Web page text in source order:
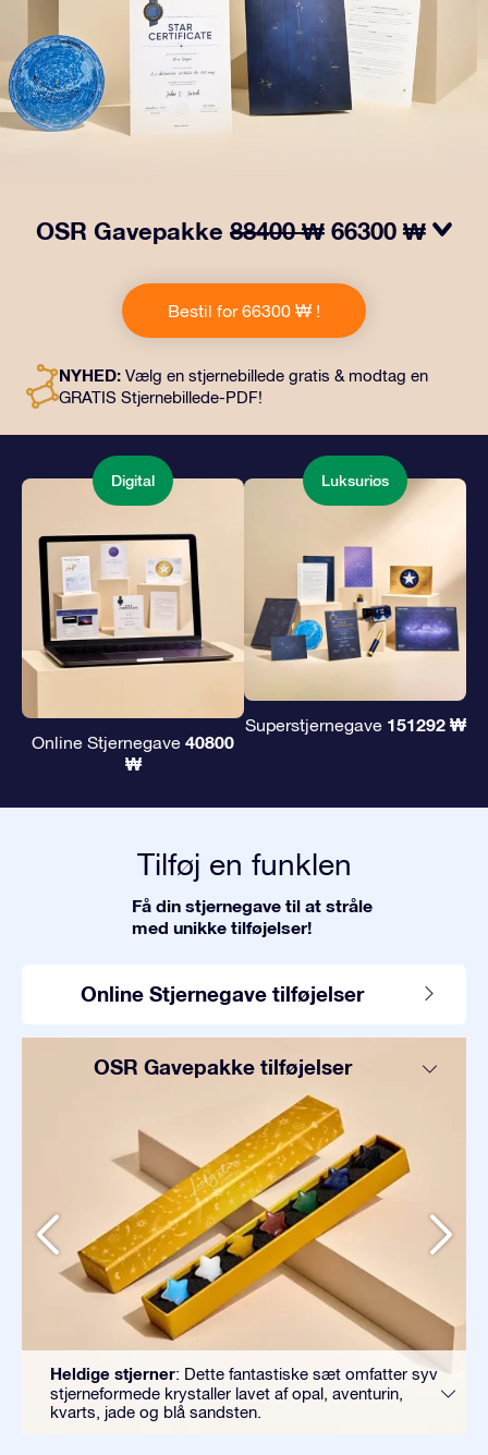
OSR Gavepakke 88400 ₩ 66300 ₩
Denne gave inkluderer en smuk kuvert og personlige
dokumenter, der sendes til en adresse efter dit eget
valg, samt digitale dokumenter og gratis brug af vores
venner og familie.
Bestil for 66300 ₩ !
NYHED: Vælg en stjernebillede gratis & modtag en
GRATIS Stjernebillede-PDF!
Digital
Online Stjernegave 40800
₩
Luksuriøs
Superstjernegave 151292 ₩
Tilføj en funklen
Få din stjernegave til at stråle
med unikke tilføjelser!
Online Stjernegave tilføjelser
OSR Gavepakke tilføjelser
Heldige stjerner: Dette fantastiske sæt omfatter syv
stjerneformede krystaller lavet af opal, aventurin,
kvarts, jade og blå sandsten.